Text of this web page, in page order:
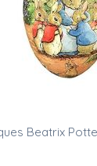
Beatrix